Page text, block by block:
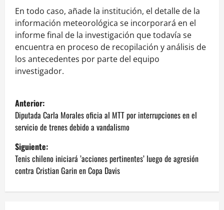
En todo caso, añade la institución, el detalle de la
información meteorológica se incorporará en el
informe final de la investigación que todavía se
encuentra en proceso de recopilación y análisis de
los antecedentes por parte del equipo
investigador.
N
a
v
e
Anterior:
Diputada Carla Morales oficia al MTT por interrupciones en el
servicio de trenes debido a vandalismo
Siguiente:
Tenis chileno iniciará ’acciones pertinentes’ luego de agresión
contra Cristian Garin en Copa Davis